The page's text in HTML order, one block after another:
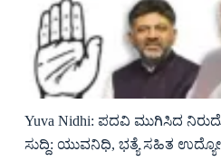
Yuva Nidhi: ಪದವಿ ಮುಗಿಸಿದ
ಸುದ್ದಿ: ಯುವನಿಧಿ, ಭತ್ಯೆ ಸಹಿತ